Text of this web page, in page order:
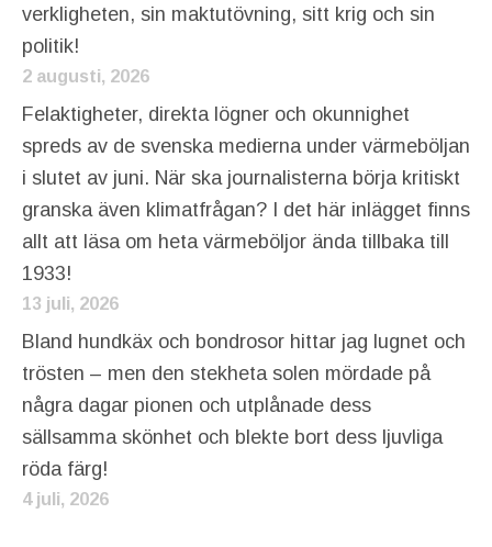
verkligheten, sin maktutövning, sitt krig och sin
politik!
2 augusti, 2026
Felaktigheter, direkta lögner och okunnighet
spreds av de svenska medierna under värmeböljan
i slutet av juni. När ska journalisterna börja kritiskt
granska även klimatfrågan? I det här inlägget finns
allt att läsa om heta värmeböljor ända tillbaka till
1933!
13 juli, 2026
Bland hundkäx och bondrosor hittar jag lugnet och
trösten – men den stekheta solen mördade på
några dagar pionen och utplånade dess
sällsamma skönhet och blekte bort dess ljuvliga
röda färg!
4 juli, 2026